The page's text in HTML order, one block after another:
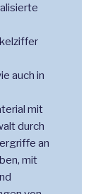
auch in
mit
durch
an
mit